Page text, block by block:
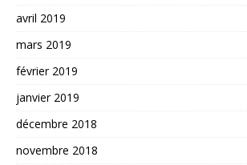
avril 2019
mars 2019
février 2019
janvier 2019
décembre 2018
novembre 2018